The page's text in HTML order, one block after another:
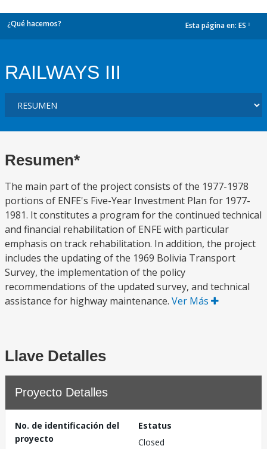
¿Qué hacemos? Esta página en: ES
RAILWAYS III
Resumen*
The main part of the project consists of the 1977-1978
portions of ENFE's Five-Year Investment Plan for 1977-
1981. It constitutes a program for the continued technical
and financial rehabilitation of ENFE with particular
emphasis on track rehabilitation. In addition, the project
includes the updating of the 1969 Bolivia Transport
Survey, the implementation of the policy
recommendations of the updated survey, and technical
assistance for highway maintenance. Ver Más
Llave Detalles
Proyecto Detalles
No. de identificación del
proyecto
Estatus
Closed